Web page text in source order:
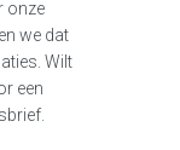
onze
we dat
Wilt
een